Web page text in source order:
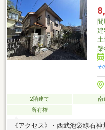
収納、階段下収納等収納スペー
間
建
土
築
そ
2階建て 南
所有権
《アクセス》・西武池袋線石